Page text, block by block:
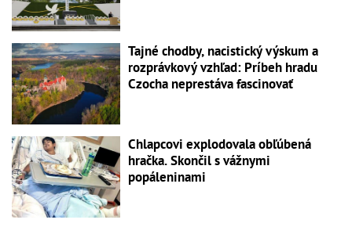
Tajné chodby, nacistický výskum a
rozprávkový vzhľad: Príbeh hradu
Czocha neprestáva fascinovať
Chlapcovi explodovala obľúbená
hračka. Skončil s vážnymi
popáleninami